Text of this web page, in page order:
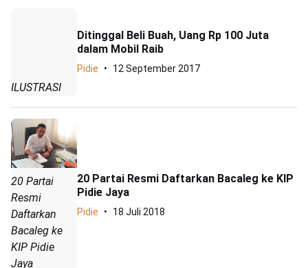
ILUSTRASI
Ditinggal Beli Buah, Uang Rp 100 Juta
dalam Mobil Raib
Pidie 12 September 2017
20 Partai
Resmi
Daftarkan
Bacaleg ke
KIP Pidie
Jaya
20 Partai Resmi Daftarkan Bacaleg ke KIP
Pidie Jaya
Pidie 18 Juli 2018